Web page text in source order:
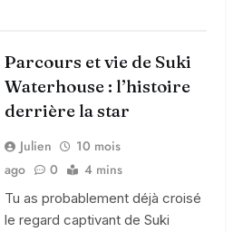
Parcours et vie de Suki
Waterhouse : l’histoire
derrière la star
Julien
10 mois
ago
0 4 mins
Tu as probablement déjà croisé
le regard captivant de Suki